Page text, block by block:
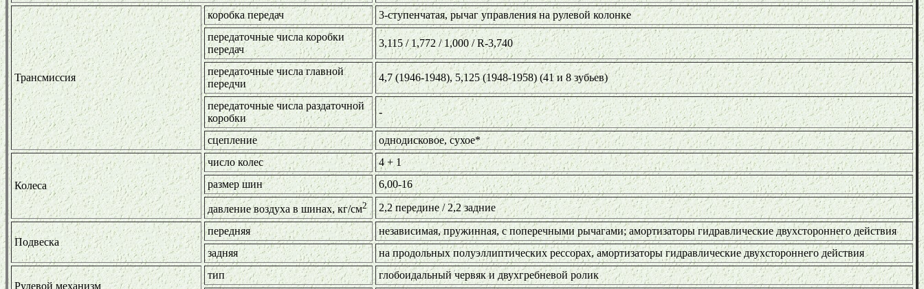
Трансмиссия
коробка передач
3-ступенчатая, рычаг управления на рулевой колонке
передаточные числа коробки
передач
3,115 / 1,772 / 1,000 / R-3,740
передаточные числа главной
передчи
4,7 (1946-1948), 5,125 (1948-1958) (41 и 8 зубьев)
передаточные числа раздаточной
коробки
-
сцепление однодисковое, сухое*
Колеса
число колес
4 + 1
размер шин
6,00-16
давление воздуха в шинах, кг/см2 2,2 передине / 2,2 задние
Подвеска
передняя
независимая, пружинная, с поперечными рычагами; амортизаторы гидравлические двухстороннего действия
задняя
на продольных полуэллиптических рессорах, амортизаторы гидравлические двухстороннего действия
Рулевой механизм
тип
глобоидальный червяк и двухгребневой ролик